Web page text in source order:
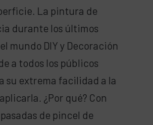
La pintura de
durante los últimos
mundo DIY y Decoración
a todos los públicos
su extrema facilidad a la
¿Por qué? Con
de pincel de